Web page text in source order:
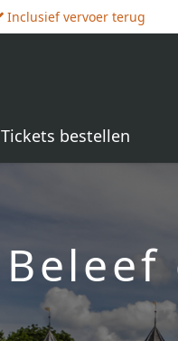
Inclusief vervoer terug
Tickets bestellen